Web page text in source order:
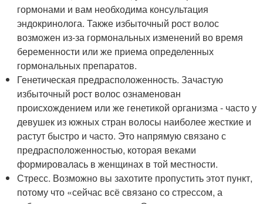
гормонами и вам необходима консультация
эндокринолога. Также избыточный рост волос
возможен из-за гормональных изменений во время
беременности или же приема определенных
гормональных препаратов.
Генетическая предрасположенность. Зачастую
избыточный рост волос ознаменован
происхождением или же генетикой организма - часто у
девушек из южных стран волосы наиболее жесткие и
растут быстро и часто. Это напрямую связано с
предрасположенностью, которая веками
формировалась в женщинах в той местности.
Стресс. Возможно вы захотите пропустить этот пункт,
потому что «сейчас всё связано со стрессом, а